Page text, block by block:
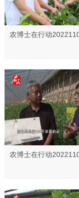
农博士在行动
农博士在行动